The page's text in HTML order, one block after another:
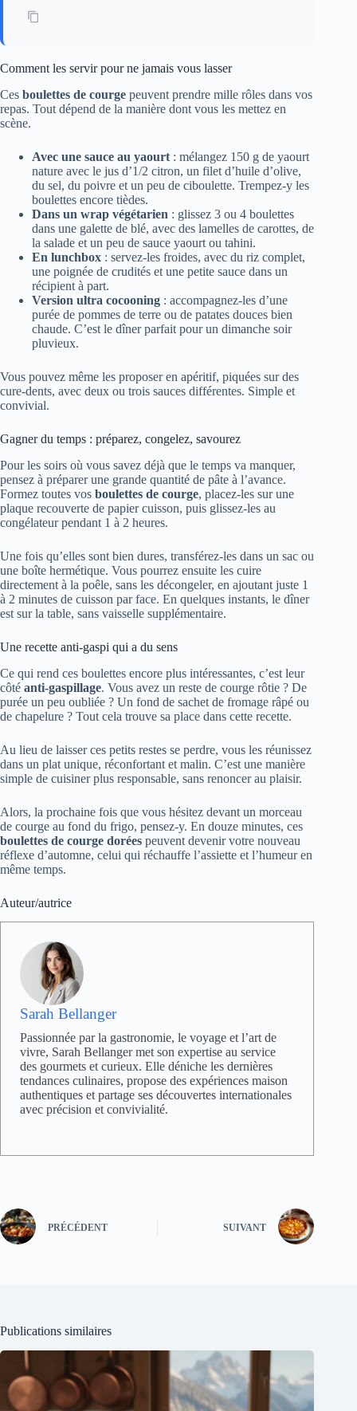
Comment les servir pour ne jamais vous lasser
Ces boulettes de courge peuvent prendre mille rôles dans vos
repas. Tout dépend de la manière dont vous les mettez en
scène.
Avec une sauce au yaourt : mélangez 150 g de yaourt
nature avec le jus d’1/2 citron, un filet d’huile d’olive,
du sel, du poivre et un peu de ciboulette. Trempez-y les
boulettes encore tièdes.
Dans un wrap végétarien : glissez 3 ou 4 boulettes
dans une galette de blé, avec des lamelles de carottes, de
la salade et un peu de sauce yaourt ou tahini.
En lunchbox : servez-les froides, avec du riz complet,
une poignée de crudités et une petite sauce dans un
récipient à part.
Version ultra cocooning : accompagnez-les d’une
purée de pommes de terre ou de patates douces bien
chaude. C’est le dîner parfait pour un dimanche soir
pluvieux.
Vous pouvez même les proposer en apéritif, piquées sur des
cure-dents, avec deux ou trois sauces différentes. Simple et
convivial.
Gagner du temps : préparez, congelez, savourez
Pour les soirs où vous savez déjà que le temps va manquer,
pensez à préparer une grande quantité de pâte à l’avance.
Formez toutes vos boulettes de courge, placez-les sur une
plaque recouverte de papier cuisson, puis glissez-les au
congélateur pendant 1 à 2 heures.
Une fois qu’elles sont bien dures, transférez-les dans un sac ou
une boîte hermétique. Vous pourrez ensuite les cuire
directement à la poêle, sans les décongeler, en ajoutant juste 1
à 2 minutes de cuisson par face. En quelques instants, le dîner
est sur la table, sans vaisselle supplémentaire.
Une recette anti-gaspi qui a du sens
Ce qui rend ces boulettes encore plus intéressantes, c’est leur
côté anti-gaspillage. Vous avez un reste de courge rôtie ? De
purée un peu oubliée ? Un fond de sachet de fromage râpé ou
de chapelure ? Tout cela trouve sa place dans cette recette.
Au lieu de laisser ces petits restes se perdre, vous les réunissez
dans un plat unique, réconfortant et malin. C’est une manière
simple de cuisiner plus responsable, sans renoncer au plaisir.
Alors, la prochaine fois que vous hésitez devant un morceau
de courge au fond du frigo, pensez-y. En douze minutes, ces
boulettes de courge dorées peuvent devenir votre nouveau
réflexe d’automne, celui qui réchauffe l’assiette et l’humeur en
même temps.
Auteur/autrice
Sarah Bellanger
Passionnée par la gastronomie, le voyage et l’art de
vivre, Sarah Bellanger met son expertise au service
des gourmets et curieux. Elle déniche les dernières
tendances culinaires, propose des expériences maison
authentiques et partage ses découvertes internationales
avec précision et convivialité.
PRÉCÉDENT SUIVANT
Publications similaires